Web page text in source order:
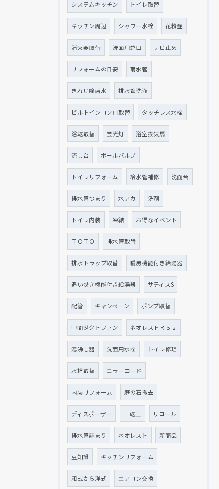
システムキッチン トイレ取替
キッチン周辺 シャワー水栓 花粉症
消火器取替 洗面用蛇口 サビ止め
リフォームの目安 雨水管
きれい除菌水 排水管洗浄
ビルトインコンロ取替 タッチレス水栓
浴乾取替 蛍光灯 浴室換気扇
流し台 ボールバルブ
トイレリフォーム 給水管補修 洗面台
排水管つまり 水アカ 洗剤
トイレ内装 凍結 お得なイベント
ＴＯＴＯ 排水管取替
排水トラップ取替 暖房機能付き給湯器
追い焚き機能付き給湯器 サティスS
配管 キャンペーン ポンプ取替
中間ダクトファン ネオレストＲＳ２
湯沸し器 洗面用水栓 トイレ修理
水栓取替 エラーコード
内装リフォーム 庭の石撤去
ディスポーザー 三乾王 リコール
排水管詰まり ネオレスト 新商品
豆知識 キッチンリフォーム
和式から洋式 エアコン交換